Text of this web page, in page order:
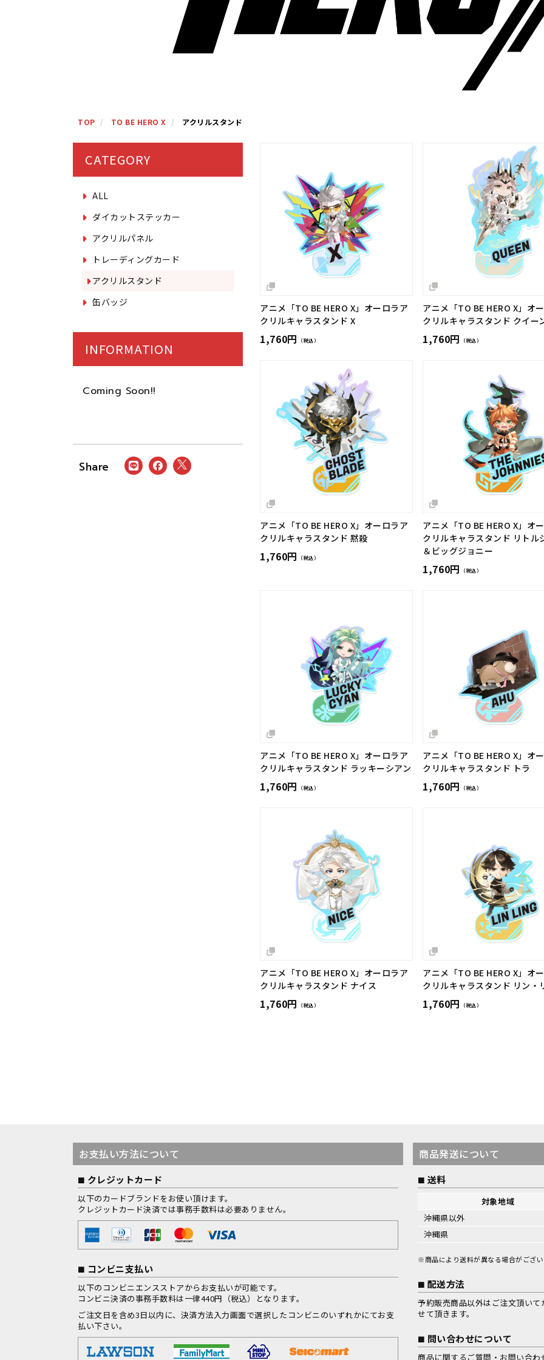
TOP TO BE HERO X アクリルスタンド
アニメ「TO BE HERO X」オーロラア
クリルキャラスタンド X
1,760円 （税込）
アニメ「TO BE HERO X」オ
クリルキャラスタンド クイー
1,760円 （税込）
アニメ「TO BE HERO X」オーロラア
クリルキャラスタンド 黙殺
1,760円 （税込）
アニメ「TO BE HERO X」オ
クリルキャラスタンド リトル
＆ビッグジョニー
1,760円 （税込）
アニメ「TO BE HERO X」オーロラア
クリルキャラスタンド ラッキーシアン
1,760円 （税込）
アニメ「TO BE HERO X」オ
クリルキャラスタンド トラ
1,760円 （税込）
アニメ「TO BE HERO X」オーロラア
クリルキャラスタンド ナイス
1,760円 （税込）
アニメ「TO BE HERO X」オ
クリルキャラスタンド リン・
1,760円 （税込）
CATEGORY
ALL
ダイカットステッカー
アクリルパネル
トレーディングカード
アクリルスタンド
缶バッジ
INFORMATION
Coming Soon!!
お支払い方法について
クレジットカード
以下のカードブランドをお使い頂けます。
クレジットカード決済では事務手数料は必要ありません。
コンビニ支払い
以下のコンビニエンスストアからお支払いが可能です。
コンビニ決済の事務手数料は一律440円（税込）となります。
ご注文日を含め3日以内に、決済方法入力画面で選択したコンビニのいずれかにてお支
払い下さい。
商品発送について
送料
対象地域
沖縄県以外
沖縄県
※商品により送料が異なる場合がござい
配送方法
予約販売商品以外はご注文頂い
せて頂きます。
問い合わせについて
商品に関するご質問・お問い合わ